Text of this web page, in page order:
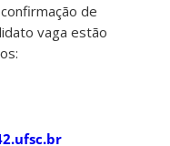
de
vaga estão